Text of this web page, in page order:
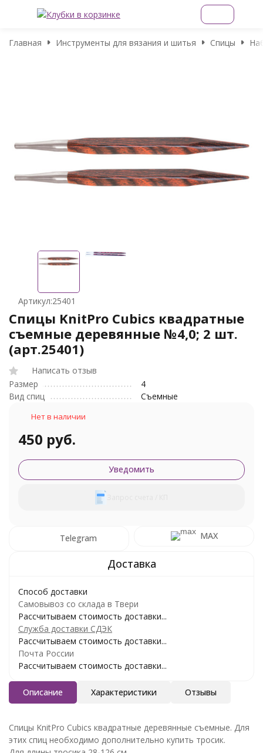
Главная Инструменты для вязания и шитья Спицы
Артикул:25401
Спицы KnitPro Cubics квадратные
съемные деревянные №4,0; 2 шт.
(арт.25401)
Написать отзыв
Размер
4
Вид спиц
Съемные
Нет в наличии
450 руб.
Уведомить
Telegram MAX
Способ доставки
Самовывоз со склада в Твери
Рассчитываем стоимость доставки...
Служба доставки СДЭК
Рассчитываем стоимость доставки...
Почта России
Рассчитываем стоимость доставки...
Описание Характеристики Отзывы
Спицы KnitPro Cubics квадратные деревянные съемные. Для
этих спиц необходимо дополнительно купить тросик.